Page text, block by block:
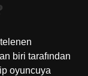
biri tarafından
oyuncuya